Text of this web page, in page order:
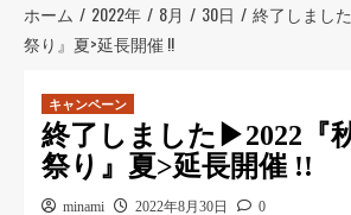
ホーム 2022年 8月 30日
終了しまし
祭り』夏>延長開催 !!
キャンペーン
終了しました▶︎2022『
祭り』夏>延長開催 !!
minami 2022年8月30日 0